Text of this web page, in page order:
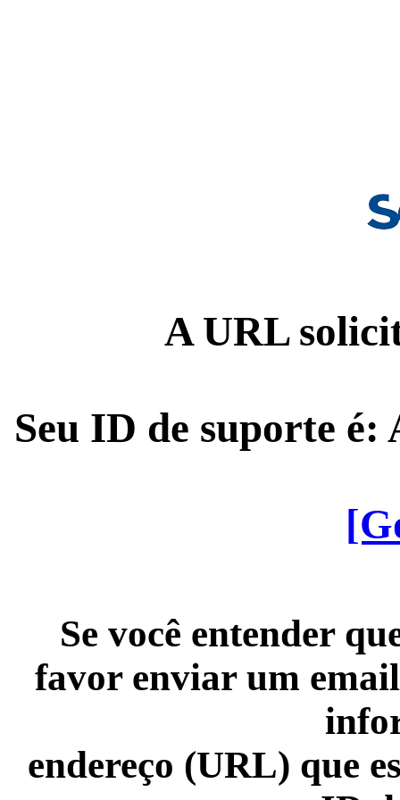
A URL
Seu ID de suporte é:
Se você entender
favor enviar um
endereço (URL) que